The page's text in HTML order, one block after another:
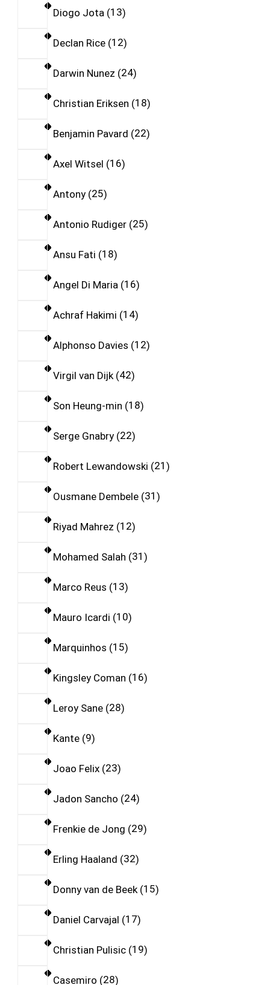
Diogo Jota 13
Declan Rice 12
Darwin Nunez 24
Christian Eriksen 18
Benjamin Pavard 22
Axel Witsel 16
Antony 25
Antonio Rudiger 25
Ansu Fati 18
Angel Di Maria 16
Achraf Hakimi 14
Alphonso Davies 12
Virgil van Dijk 42
Son Heung-min 18
Serge Gnabry 22
Robert Lewandowski 21
Ousmane Dembele 31
Riyad Mahrez 12
Mohamed Salah 31
Marco Reus 13
Mauro Icardi 10
Marquinhos 15
Kingsley Coman 16
Leroy Sane 28
Kante 9
Joao Felix 23
Jadon Sancho 24
Frenkie de Jong 29
Erling Haaland 32
Donny van de Beek 15
Daniel Carvajal 17
Christian Pulisic 19
Casemiro 28